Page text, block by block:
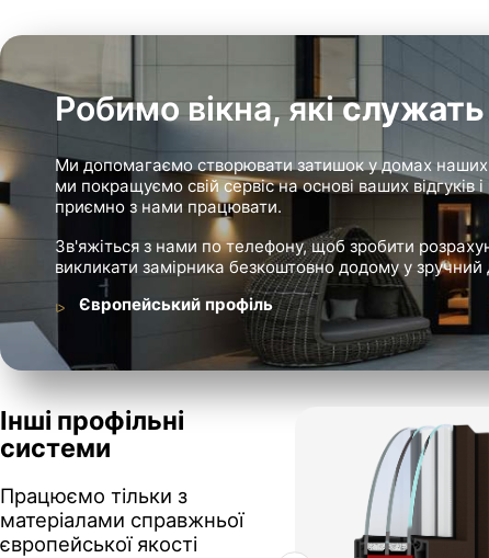
Робимо вікна, якіслужать
Ми допомагаємо створювати затишок у домах наших
ми покращуємо свій сервіс на основі ваших
приємно з нами працювати.
Зв'яжіться з нами по телефону, щоб зробити
викликати замірника безкоштовно додому у зручний
Європейський профіль
Інші профільні
системи
Працюємо тільки з
матеріалами справжньої
європейської якості